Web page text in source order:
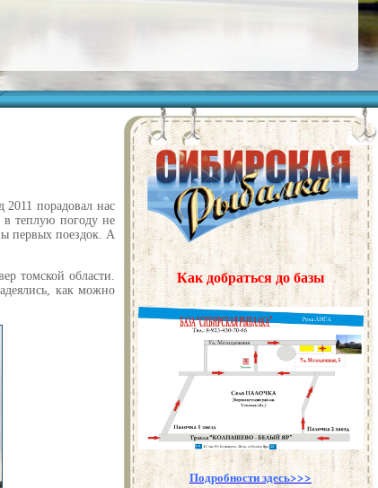
2011 порадовал нас
в теплую погоду не
первых поездок. А
томской области.
как можно
Как добраться до базы
Подробности здесь>>>